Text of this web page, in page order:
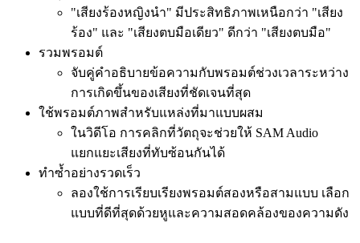
"เสียงร้องหญิงนำ" มีประสิทธิภาพเหนือกว่า "เสียง
ร้อง" และ "เสียงตบมือเดียว" ดีกว่า "เสียงตบมือ"
รวมพรอมต์
จับคู่คำอธิบายข้อความกับพรอมต์ช่วงเวลาระหว่าง
การเกิดขึ้นของเสียงที่ชัดเจนที่สุด
ใช้พรอมต์ภาพสำหรับแหล่งที่มาแบบผสม
ในวิดีโอ การคลิกที่วัตถุจะช่วยให้ SAM Audio
แยกแยะเสียงที่ทับซ้อนกันได้
ทำซ้ำอย่างรวดเร็ว
ลองใช้การเรียบเรียงพรอมต์สองหรือสามแบบ เลือก
แบบที่ดีที่สุดด้วยหูและความสอดคล้องของความดัง